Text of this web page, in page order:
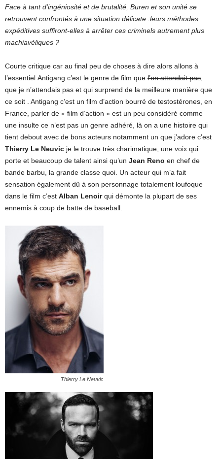
Face à tant d’ingéniosité et de brutalité, Buren et son unité se
retrouvent confrontés à une situation délicate :leurs méthodes
expéditives suffiront-elles à arrêter ces criminels autrement plus
machiavéliques ?
Courte critique car au final peu de choses à dire alors allons à
l’essentiel Antigang c’est le genre de film que l’on attendait pas,
que je n’attendais pas et qui surprend de la meilleure manière que
ce soit . Antigang c’est un film d’action bourré de testostérones, en
France, parler de « film d’action » est un peu considéré comme
une insulte ce n’est pas un genre adhéré, là on a une histoire qui
tient debout avec de bons acteurs notamment un que j’adore c’est
Thierry Le Neuvic je le trouve très charimatique, une voix qui
porte et beaucoup de talent ainsi qu’un Jean Reno en chef de
bande barbu, la grande classe quoi. Un acteur qui m’a fait
sensation également dû à son personnage totalement loufoque
dans le film c’est Alban Lenoirqui démonte la plupart de ses
ennemis à coup de batte de baseball.
Thierry Le Neuvic